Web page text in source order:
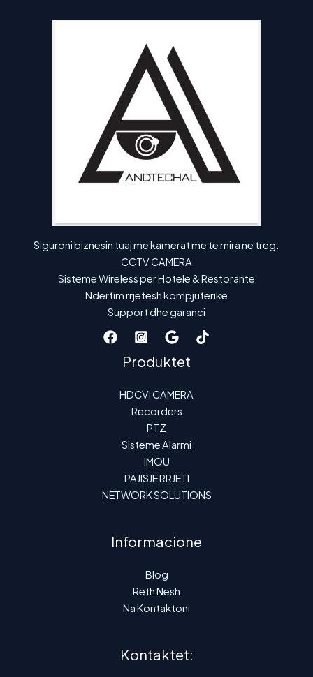
Siguroni biznesin tuaj me kamerat me te mira ne treg.
CCTV CAMERA
Sisteme Wireless per Hotele & Restorante
Ndertim rrjetesh kompjuterike
Support dhe garanci
Produktet
HDCVI CAMERA
Recorders
PTZ
Sisteme Alarmi
IMOU
PAJISJE RRJETI
NETWORK SOLUTIONS
Informacione
Blog
Reth Nesh
Na Kontaktoni
Kontaktet: